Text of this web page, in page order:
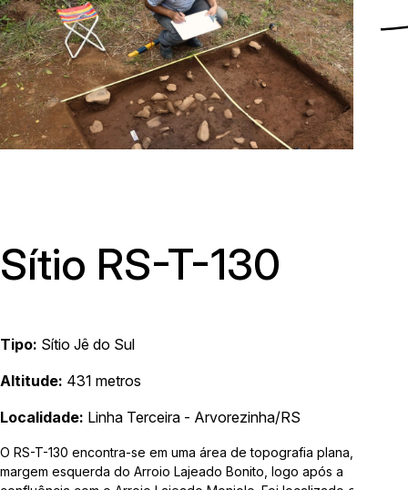
Menu
Sítio RS-T-130
Tipo: Sítio Jê do Sul
Altitude: 431 metros
Localidade: Linha Terceira - Arvorezinha/RS
O RS-T-130 encontra-se em uma área de topografia plana, na
margem esquerda do Arroio Lajeado Bonito, logo após a
Av. Avelino Talini, 171, bairro Universitário | Lajeado/RS, Brasil |
E-mail:arqueologia@univates.br